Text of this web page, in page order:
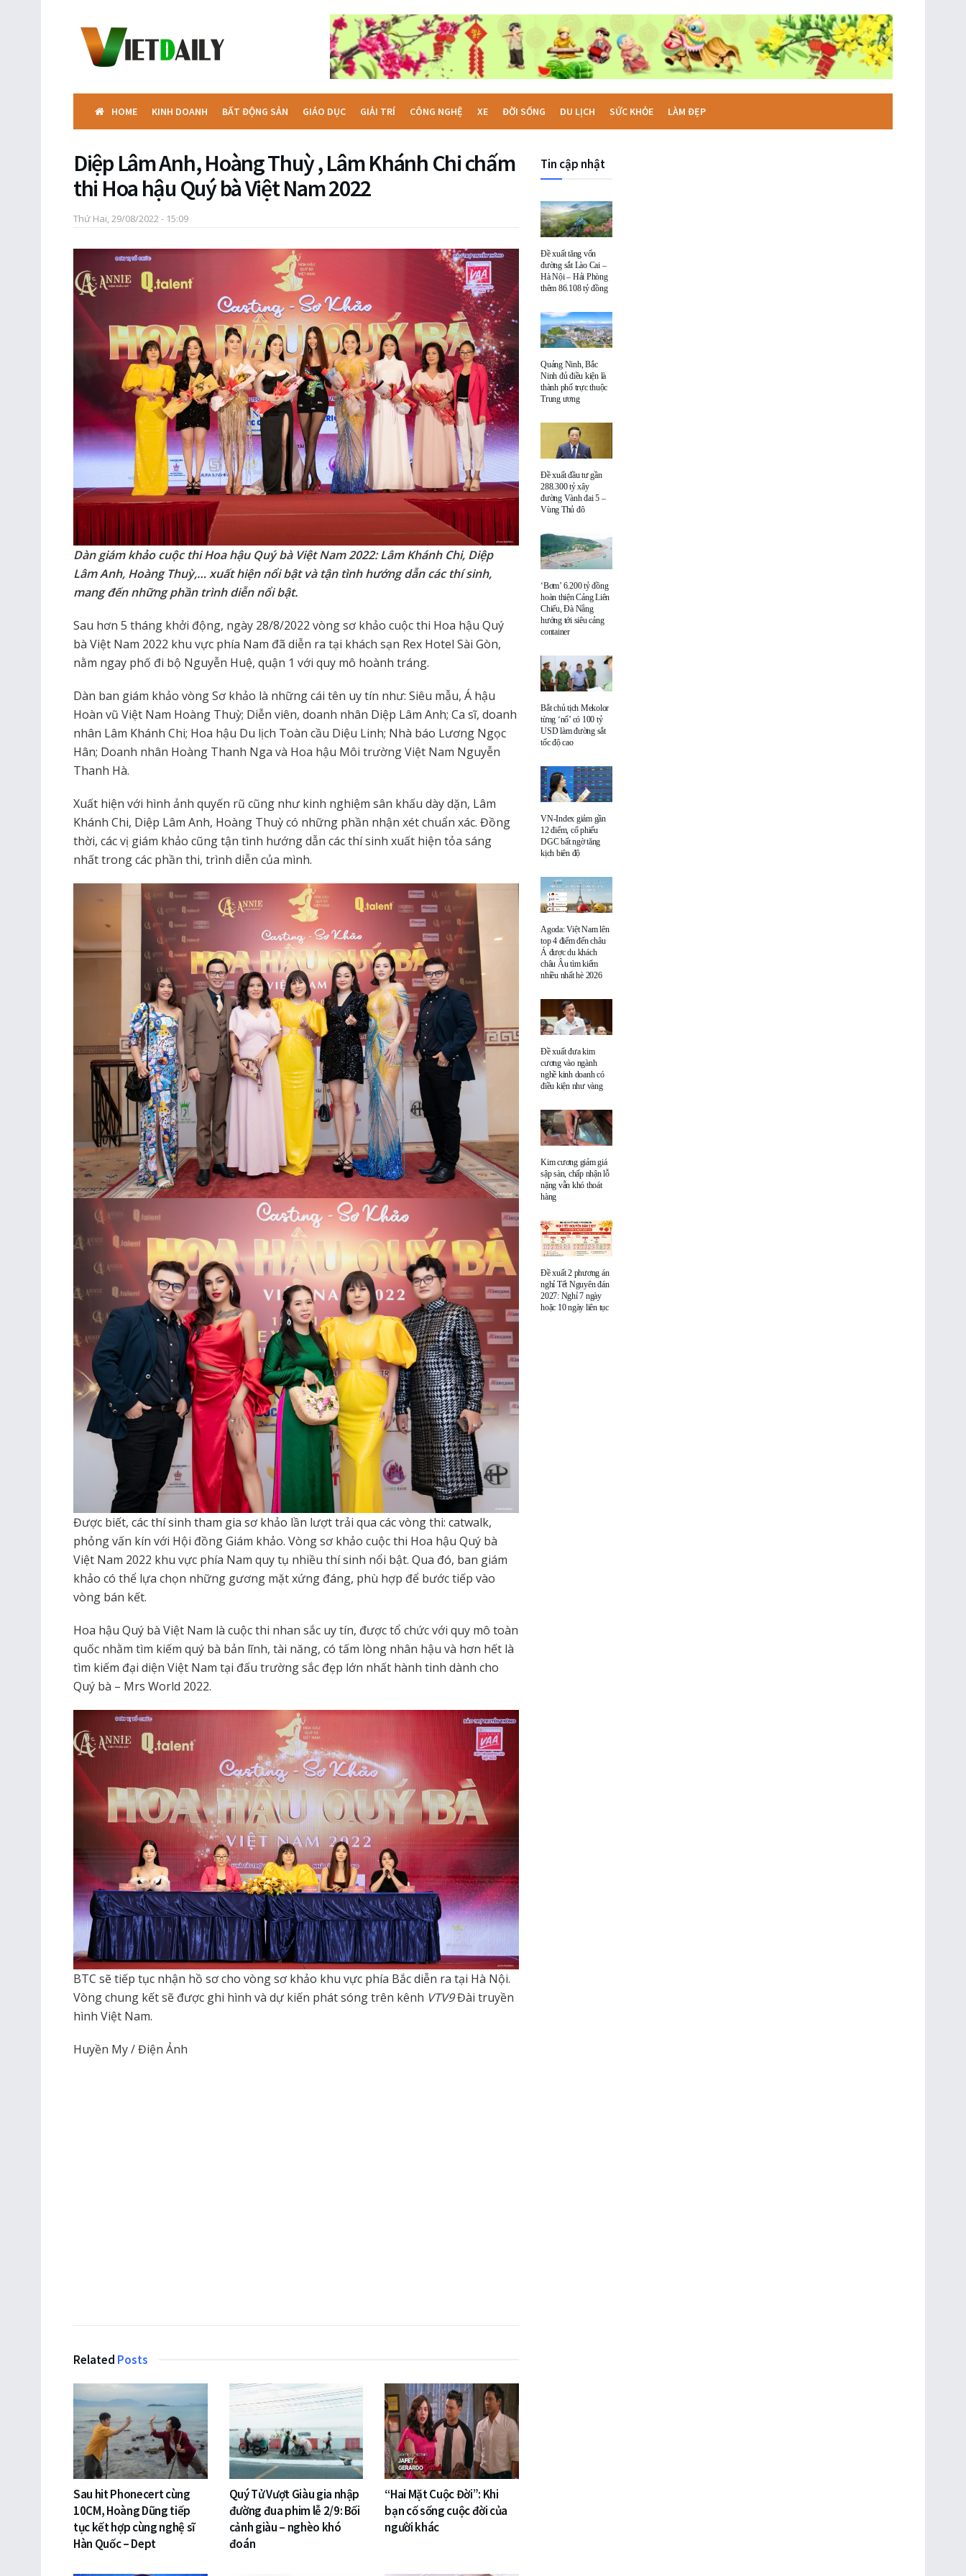
HOME KINH DOANH BẤT ĐỘNG SẢN GIÁO DỤC GIẢI TRÍ CÔNG NGHỆ XE ĐỜI SỐNG DU LỊCH SỨC KHỎE LÀM ĐẸP
Diệp Lâm Anh, Hoàng Thuỳ , Lâm Khánh Chi chấm
thi Hoa hậu Quý bà Việt Nam 2022
Thứ Hai, 29/08/2022 - 15:09
Dàn giám khảo cuộc thi Hoa hậu Quý bà Việt Nam 2022: Lâm Khánh Chi, Diệp
Lâm Anh, Hoàng Thuỳ,… xuất hiện nổi bật và tận tình hướng dẫn các thí sinh,
mang đến những phần trình diễn nổi bật.
Sau hơn 5 tháng khởi động, ngày 28/8/2022 vòng sơ khảo cuộc thi Hoa hậu Quý
bà Việt Nam 2022 khu vực phía Nam đã diễn ra tại khách sạn Rex Hotel Sài Gòn,
nằm ngay phố đi bộ Nguyễn Huệ, quận 1 với quy mô hoành tráng.
Dàn ban giám khảo vòng Sơ khảo là những cái tên uy tín như: Siêu mẫu, Á hậu
Hoàn vũ Việt Nam Hoàng Thuỳ; Diễn viên, doanh nhân Diệp Lâm Anh; Ca sĩ, doanh
nhân Lâm Khánh Chi; Hoa hậu Du lịch Toàn cầu Diệu Linh; Nhà báo Lương Ngọc
Hân; Doanh nhân Hoàng Thanh Nga và Hoa hậu Môi trường Việt Nam Nguyễn
Thanh Hà.
Xuất hiện với hình ảnh quyến rũ cũng như kinh nghiệm sân khấu dày dặn, Lâm
Khánh Chi, Diệp Lâm Anh, Hoàng Thuỳ có những phần nhận xét chuẩn xác. Đồng
thời, các vị giám khảo cũng tận tình hướng dẫn các thí sinh xuất hiện tỏa sáng
nhất trong các phần thi, trình diễn của mình.
Được biết, các thí sinh tham gia sơ khảo lần lượt trải qua các vòng thi: catwalk,
phỏng vấn kín với Hội đồng Giám khảo. Vòng sơ khảo cuộc thi Hoa hậu Quý bà
Việt Nam 2022 khu vực phía Nam quy tụ nhiều thí sinh nổi bật. Qua đó, ban giám
khảo có thể lựa chọn những gương mặt xứng đáng, phù hợp để bước tiếp vào
vòng bán kết.
Hoa hậu Quý bà Việt Nam là cuộc thi nhan sắc uy tín, được tổ chức với quy mô toàn
quốc nhằm tìm kiếm quý bà bản lĩnh, tài năng, có tấm lòng nhân hậu và hơn hết là
tìm kiếm đại diện Việt Nam tại đấu trường sắc đẹp lớn nhất hành tinh dành cho
Quý bà – Mrs World 2022.
BTC sẽ tiếp tục nhận hồ sơ cho vòng sơ khảo khu vực phía Bắc diễn ra tại Hà Nội.
Vòng chung kết sẽ được ghi hình và dự kiến phát sóng trên kênh VTV9Đài truyền
hình Việt Nam.
Huyền My / Điện Ảnh
Related Posts
Sau hit Phonecert cùng
10CM, Hoàng Dũng tiếp
tục kết hợp cùng nghệ sĩ
Hàn Quốc – Dept
Quý Tử Vượt Giàu gia nhập
đường đua phim lễ 2/9: Bối
cảnh giàu – nghèo khó
đoán
“Hai Mặt Cuộc Đời”: Khi
bạn cố sống cuộc đời của
người khác
Tin cập nhật
Đề xuất tăng vốn
đường sắt Lào Cai –
Hà Nội – Hải Phòng
thêm 86.108 tỷ đồng
Quảng Ninh, Bắc
Ninh đủ điều kiện là
thành phố trực thuộc
Trung ương
Đề xuất đầu tư gần
288.300 tỷ xây
đường Vành đai 5 –
Vùng Thủ đô
‘Bơm’ 6.200 tỷ đồng
hoàn thiện Cảng Liên
Chiểu, Đà Nẵng
hướng tới siêu cảng
container
Bắt chủ tịch Mekolor
từng ‘nổ’ có 100 tỷ
USD làm đường sắt
tốc độ cao
VN-Index giảm gần
12 điểm, cổ phiếu
DGC bất ngờ tăng
kịch biên độ
Agoda: Việt Nam lên
top 4 điểm đến châu
Á được du khách
châu Âu tìm kiếm
nhiều nhất hè 2026
Đề xuất đưa kim
cương vào ngành
nghề kinh doanh có
điều kiện như vàng
Kim cương giảm giá
sập sàn, chấp nhận lỗ
nặng vẫn khó thoát
hàng
Đề xuất 2 phương án
nghỉ Tết Nguyên đán
2027: Nghỉ 7 ngày
hoặc 10 ngày liên tục